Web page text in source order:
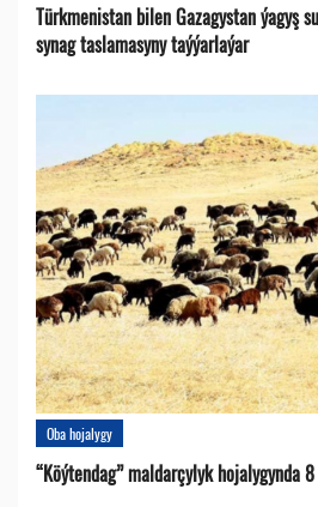
Türkmenistan bilen Gazagystan ýagyş
synag taslamasyny taýýarlaýar
Oba hojalygy
“Köýtendag” maldarçylyk hojalygynda